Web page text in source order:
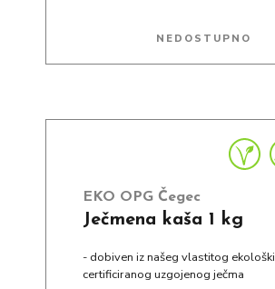
NEDOSTUPNO
EKO OPG Čegec
Ječmena kaša 1 kg
- dobiven iz našeg vlastitog ekološki
certificiranog uzgojenog ječma